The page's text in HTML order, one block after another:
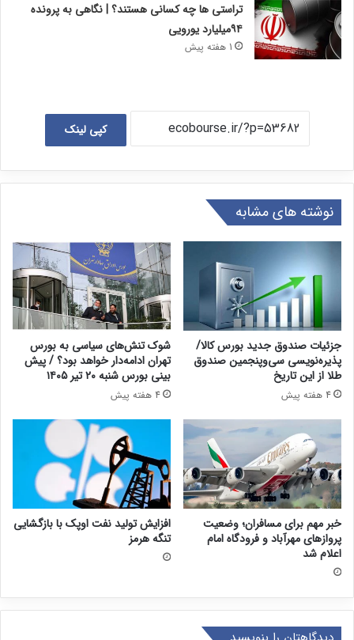
تراستی ها چه کسانی هستند؟ | نگاهی به پرونده
۹۴میلیارد یورویی
1 هفته پیش
کپی لینک
نوشته های مشابه
جزئیات صندوق جدید بورس کالا/
پذیره‌نویسی سی‌وپنجمین صندوق
طلا از این تاریخ
4 هفته پیش
شوک تنش‌های سیاسی به بورس
تهران ادامه‌دار خواهد بود؟ / پیش
بینی بورس شنبه ۲۰ تیر ۱۴۰۵
4 هفته پیش
خبر مهم برای مسافران؛ وضعیت
پروازهای مهرآباد و فرودگاه امام
اعلام شد
افزایش تولید نفت اوپک با بازگشایی
تنگه هرمز